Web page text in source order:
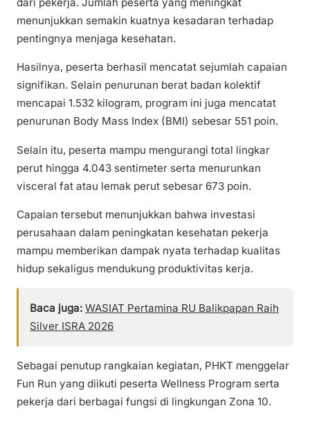
menunjukkan semakin kuatnya kesadaran terhadap
pentingnya menjaga kesehatan.
Hasilnya, peserta berhasil mencatat sejumlah capaian
signifikan. Selain penurunan berat badan kolektif
mencapai 1.532 kilogram, program ini juga mencatat
penurunan Body Mass Index (BMI) sebesar 551 poin.
Selain itu, peserta mampu mengurangi total lingkar
perut hingga 4.043 sentimeter serta menurunkan
visceral fat atau lemak perut sebesar 673 poin.
Capaian tersebut menunjukkan bahwa investasi
perusahaan dalam peningkatan kesehatan pekerja
mampu memberikan dampak nyata terhadap kualitas
hidup sekaligus mendukung produktivitas kerja.
Baca juga: WASIAT Pertamina RU Balikpapan Raih
Silver ISRA 2026
Sebagai penutup rangkaian kegiatan, PHKT menggelar
Fun Run yang diikuti peserta Wellness Program serta
pekerja dari berbagai fungsi di lingkungan Zona 10.